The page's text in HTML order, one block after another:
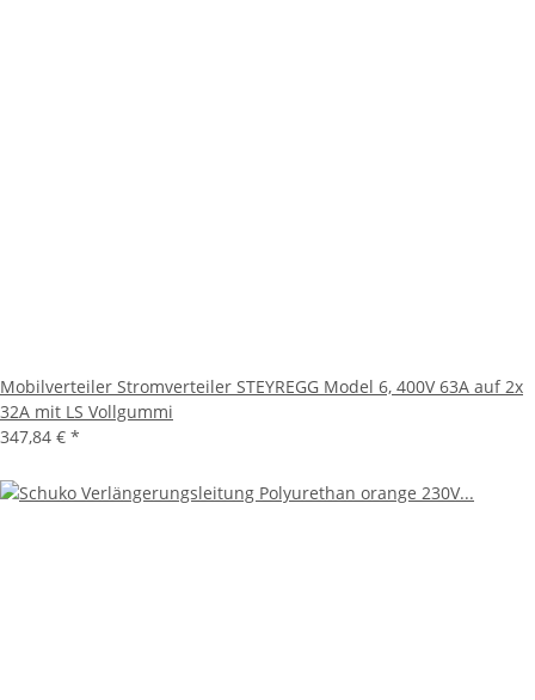
Mobilverteiler Stromverteiler STEYREGG Model 6, 400V 63A auf 2x
32A mit LS Vollgummi
347,84 € *